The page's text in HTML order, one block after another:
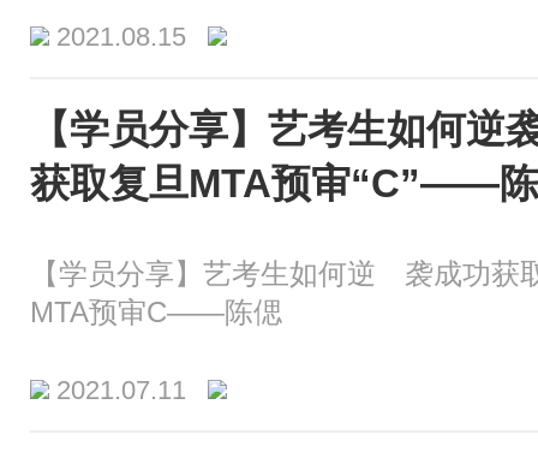
2021.08.15
【学员分享】艺考生如何逆
获取复旦MTA预审“C”——
【学员分享】艺考生如何逆 袭成功获
MTA预审C——陈偲
2021.07.11